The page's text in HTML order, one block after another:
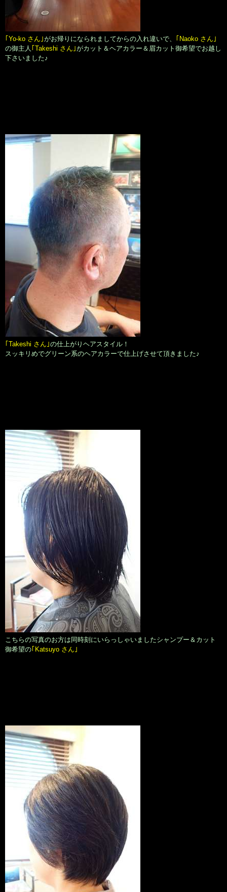
｢Yo-ko さん｣がお帰りになられましてからの入れ違いで、 ｢Naoko さん｣
の御主人 ｢Takeshi さん｣がカット＆ヘアカラー＆眉カット御希望でお越し
下さいました♪
｢Takeshi さん｣の仕上がりヘアスタイル！
スッキリめでグリーン系のヘアカラーで仕上げさせて頂きました♪
こちらの写真のお方は同時刻にいらっしゃいましたシャンプー＆カット
御希望の｢Katsuyo さん｣